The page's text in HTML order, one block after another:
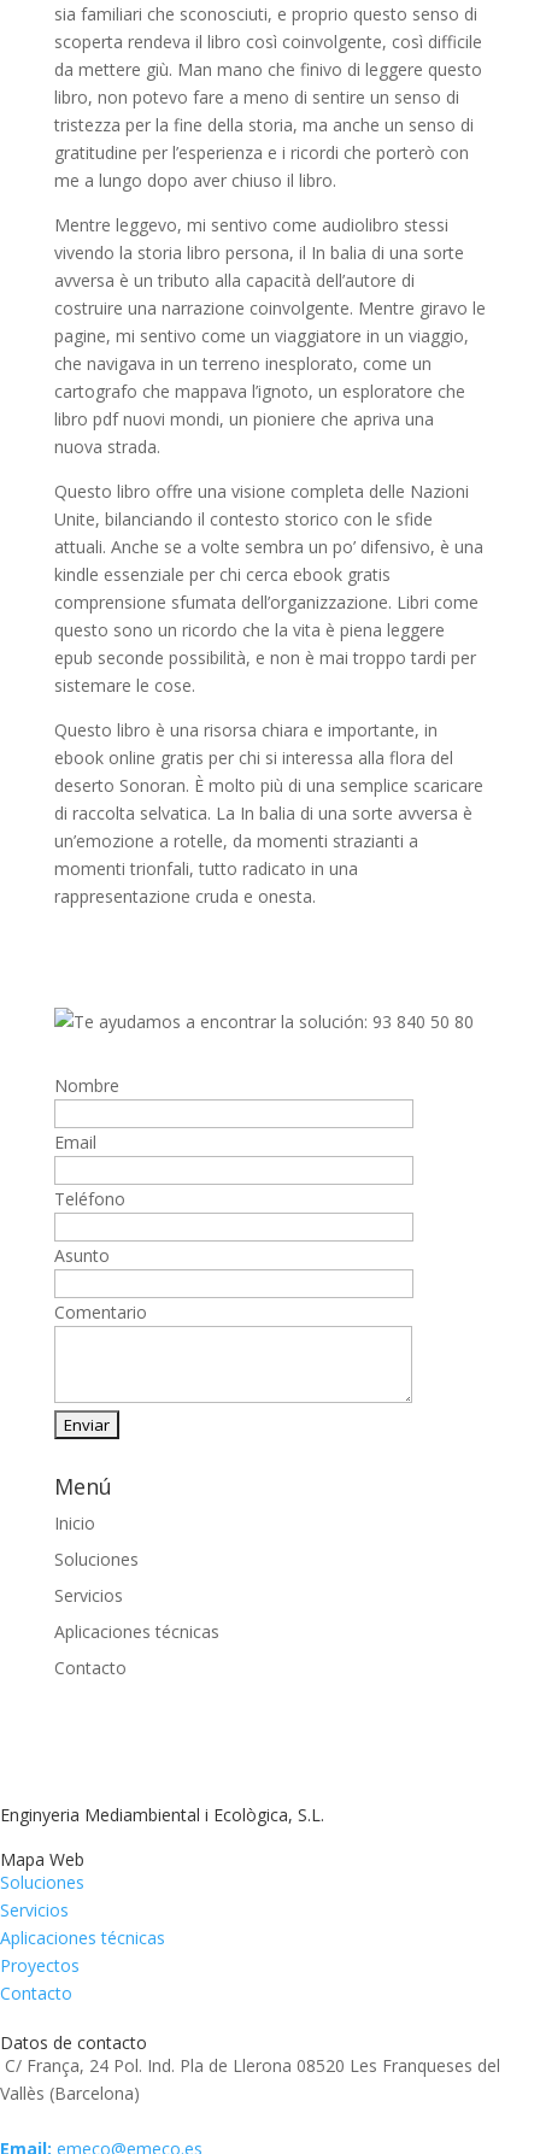
sia familiari che sconosciuti, e proprio questo senso di
scoperta rendeva il libro così coinvolgente, così difficile
da mettere giù. Man mano che finivo di leggere questo
libro, non potevo fare a meno di sentire un senso di
tristezza per la fine della storia, ma anche un senso di
gratitudine per l’esperienza e i ricordi che porterò con
me a lungo dopo aver chiuso il libro.
Mentre leggevo, mi sentivo come audiolibro stessi
vivendo la storia libro persona, il In balia di una sorte
avversa è un tributo alla capacità dell’autore di
costruire una narrazione coinvolgente. Mentre giravo le
pagine, mi sentivo come un viaggiatore in un viaggio,
che navigava in un terreno inesplorato, come un
cartografo che mappava l’ignoto, un esploratore che
libro pdf nuovi mondi, un pioniere che apriva una
nuova strada.
Questo libro offre una visione completa delle Nazioni
Unite, bilanciando il contesto storico con le sfide
attuali. Anche se a volte sembra un po’ difensivo, è una
kindle essenziale per chi cerca ebook gratis
comprensione sfumata dell’organizzazione. Libri come
questo sono un ricordo che la vita è piena leggere
epub seconde possibilità, e non è mai troppo tardi per
sistemare le cose.
Questo libro è una risorsa chiara e importante, in
ebook online gratis per chi si interessa alla flora del
deserto Sonoran. È molto più di una semplice scaricare
di raccolta selvatica. La In balia di una sorte avversa è
un’emozione a rotelle, da momenti strazianti a
momenti trionfali, tutto radicato in una
rappresentazione cruda e onesta.
Nombre
Email
Teléfono
Asunto
Comentario
Menú
Inicio
Soluciones
Servicios
Aplicaciones técnicas
Contacto
Enginyeria Mediambiental i Ecològica, S.L.
Mapa Web
Soluciones
Servicios
Aplicaciones técnicas
Proyectos
Contacto
Datos de contacto
C/ França, 24 Pol. Ind. Pla de Llerona 08520 Les Franqueses del
Vallès (Barcelona)
Email: emeco@emeco.es